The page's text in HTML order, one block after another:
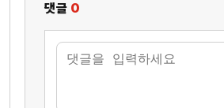
댓글 0